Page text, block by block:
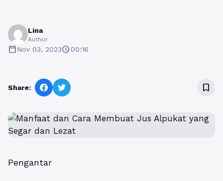
Lina
Author
calendar_todayNov 03, 2023schedule00:16
Share: bookmark_border
Pengantar